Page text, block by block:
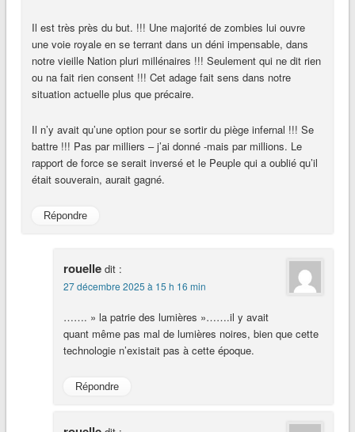
Il est très près du but. !!! Une majorité de zombies lui ouvre
une voie royale en se terrant dans un déni impensable, dans
notre vieille Nation pluri millénaires !!! Seulement qui ne dit rien
ou na fait rien consent !!! Cet adage fait sens dans notre
situation actuelle plus que précaire.
Il n’y avait qu’une option pour se sortir du piège infernal !!! Se
battre !!! Pas par milliers – j’ai donné -mais par millions. Le
rapport de force se serait inversé et le Peuple qui a oublié qu’il
était souverain, aurait gagné.
Répondre
rouelle dit :
27 décembre 2025 à 15 h 16 min
……. » la patrie des lumières »…….il y avait
quant même pas mal de lumières noires, bien que cette
technologie n’existait pas à cette époque.
Répondre